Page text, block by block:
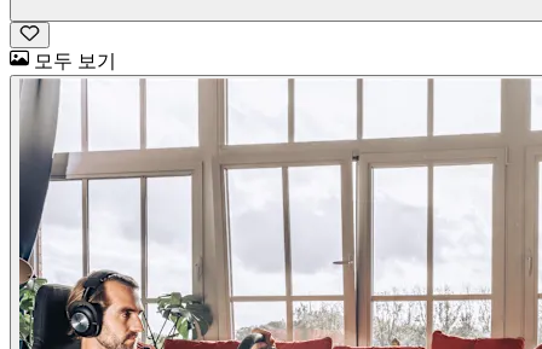
모두 보기